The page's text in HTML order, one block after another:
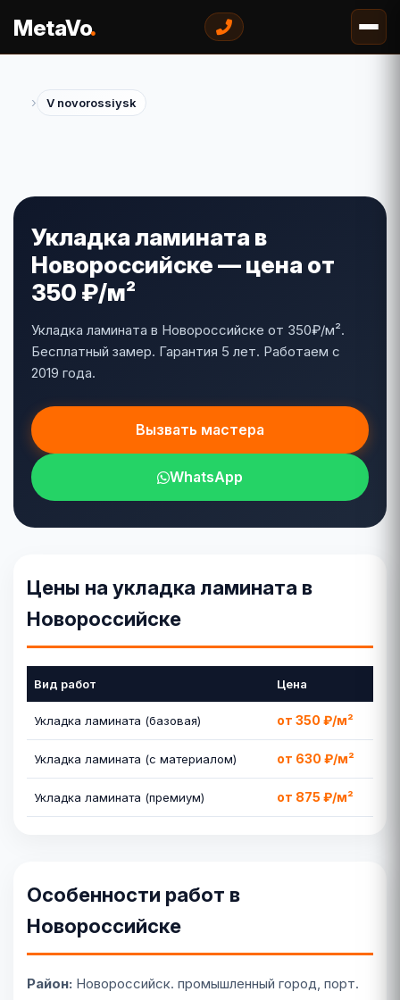
MetaVo.
› V novorossiysk
Укладка ламината в
Новороссийске — цена от
350 ₽/м²
Укладка ламината в Новороссийске от 350₽/м².
Бесплатный замер. Гарантия 5 лет. Работаем с
2019 года.
Вызвать мастера
WhatsApp
Цены на укладка ламината в
Новороссийске
Вид работ Цена
Укладка ламината (базовая) от 350 ₽/м²
Укладка ламината (с материалом) от 630 ₽/м²
Укладка ламината (премиум) от 875 ₽/м²
Особенности работ в
Новороссийске
Район: Новороссийск. промышленный город, порт.